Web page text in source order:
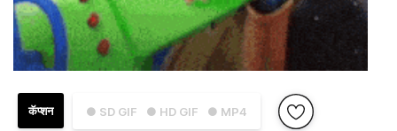
● SD GIF ● HD GIF ● MP4
कॅप्शन